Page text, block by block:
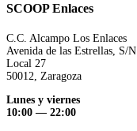
SCOOP Enlaces
C.C. Alcampo Los Enlaces
Avenida de las Estrellas, S/N
Local 27
50012, Zaragoza
Lunes y viernes
10:00 — 22:00